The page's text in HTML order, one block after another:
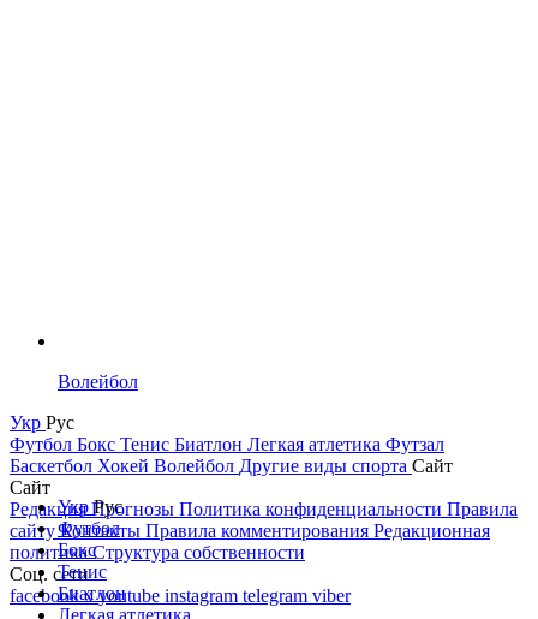
Волейбол
Укр Рус
Футбол Бокс Тенис Биатлон Легкая атлетика Футзал
Баскетбол Хокей Волейбол Другие виды спорта Сайт
Сайт
РедакцияПрогнозы Политика конфиденциальности Правила
сайтуКонтакты Правила комментирования Редакционная
политикаСтруктура собственности
Соц. сети
facebookxyoutube instagram telegram viber
УкрРус
Футбол
Бокс
Тенис
Биатлон
Легкая атлетика